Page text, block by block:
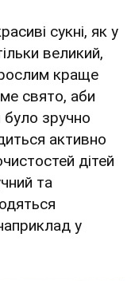
сукні, як у
великий,
краще
свято, аби
було зручно
активно
дітей
та
у